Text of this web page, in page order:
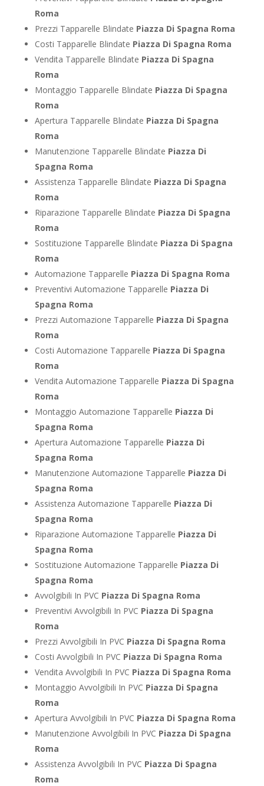
Roma
Prezzi Tapparelle Blindate Piazza Di Spagna Roma
Costi Tapparelle Blindate Piazza Di Spagna Roma
Vendita Tapparelle Blindate Piazza Di Spagna
Roma
Montaggio Tapparelle Blindate Piazza Di Spagna
Roma
Apertura Tapparelle Blindate Piazza Di Spagna
Roma
Manutenzione Tapparelle Blindate Piazza Di
Spagna Roma
Assistenza Tapparelle Blindate Piazza Di Spagna
Roma
Riparazione Tapparelle Blindate Piazza Di Spagna
Roma
Sostituzione Tapparelle Blindate Piazza Di Spagna
Roma
Automazione Tapparelle Piazza Di Spagna Roma
Preventivi Automazione Tapparelle Piazza Di
Spagna Roma
Prezzi Automazione Tapparelle Piazza Di Spagna
Roma
Costi Automazione Tapparelle Piazza Di Spagna
Roma
Vendita Automazione Tapparelle Piazza Di Spagna
Roma
Montaggio Automazione Tapparelle Piazza Di
Spagna Roma
Apertura Automazione Tapparelle Piazza Di
Spagna Roma
Manutenzione Automazione Tapparelle Piazza Di
Spagna Roma
Assistenza Automazione Tapparelle Piazza Di
Spagna Roma
Riparazione Automazione Tapparelle Piazza Di
Spagna Roma
Sostituzione Automazione Tapparelle Piazza Di
Spagna Roma
Avvolgibili In PVC Piazza Di Spagna Roma
Preventivi Avvolgibili In PVC Piazza Di Spagna
Roma
Prezzi Avvolgibili In PVC Piazza Di Spagna Roma
Costi Avvolgibili In PVC Piazza Di Spagna Roma
Vendita Avvolgibili In PVC Piazza Di Spagna Roma
Montaggio Avvolgibili In PVC Piazza Di Spagna
Roma
Apertura Avvolgibili In PVC Piazza Di Spagna Roma
Manutenzione Avvolgibili In PVC Piazza Di Spagna
Roma
Assistenza Avvolgibili In PVC Piazza Di Spagna
Roma